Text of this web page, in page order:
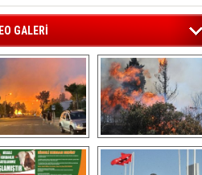
GALERİ
‘da  otluk
alanda çıkan
yangın evlere
Aliağa'nın Ciğerleri